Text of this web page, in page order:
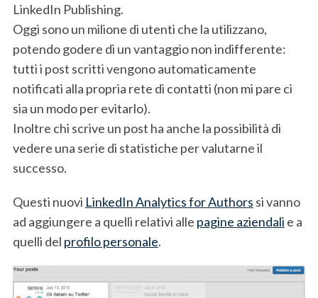
LinkedIn Publishing.
Oggi sono un milione di utenti che la utilizzano,
potendo godere di un vantaggio non indifferente:
tutti i post scritti vengono automaticamente
notificati alla propria rete di contatti (non mi pare ci
sia un modo per evitarlo).
Inoltre chi scrive un post ha anche la possibilità di
vedere una serie di statistiche per valutarne il
successo.
Questi nuovi LinkedIn Analytics for Authors si vanno
ad aggiungere a quelli relativi alle pagine aziendali e a
quelli del profilo personale.